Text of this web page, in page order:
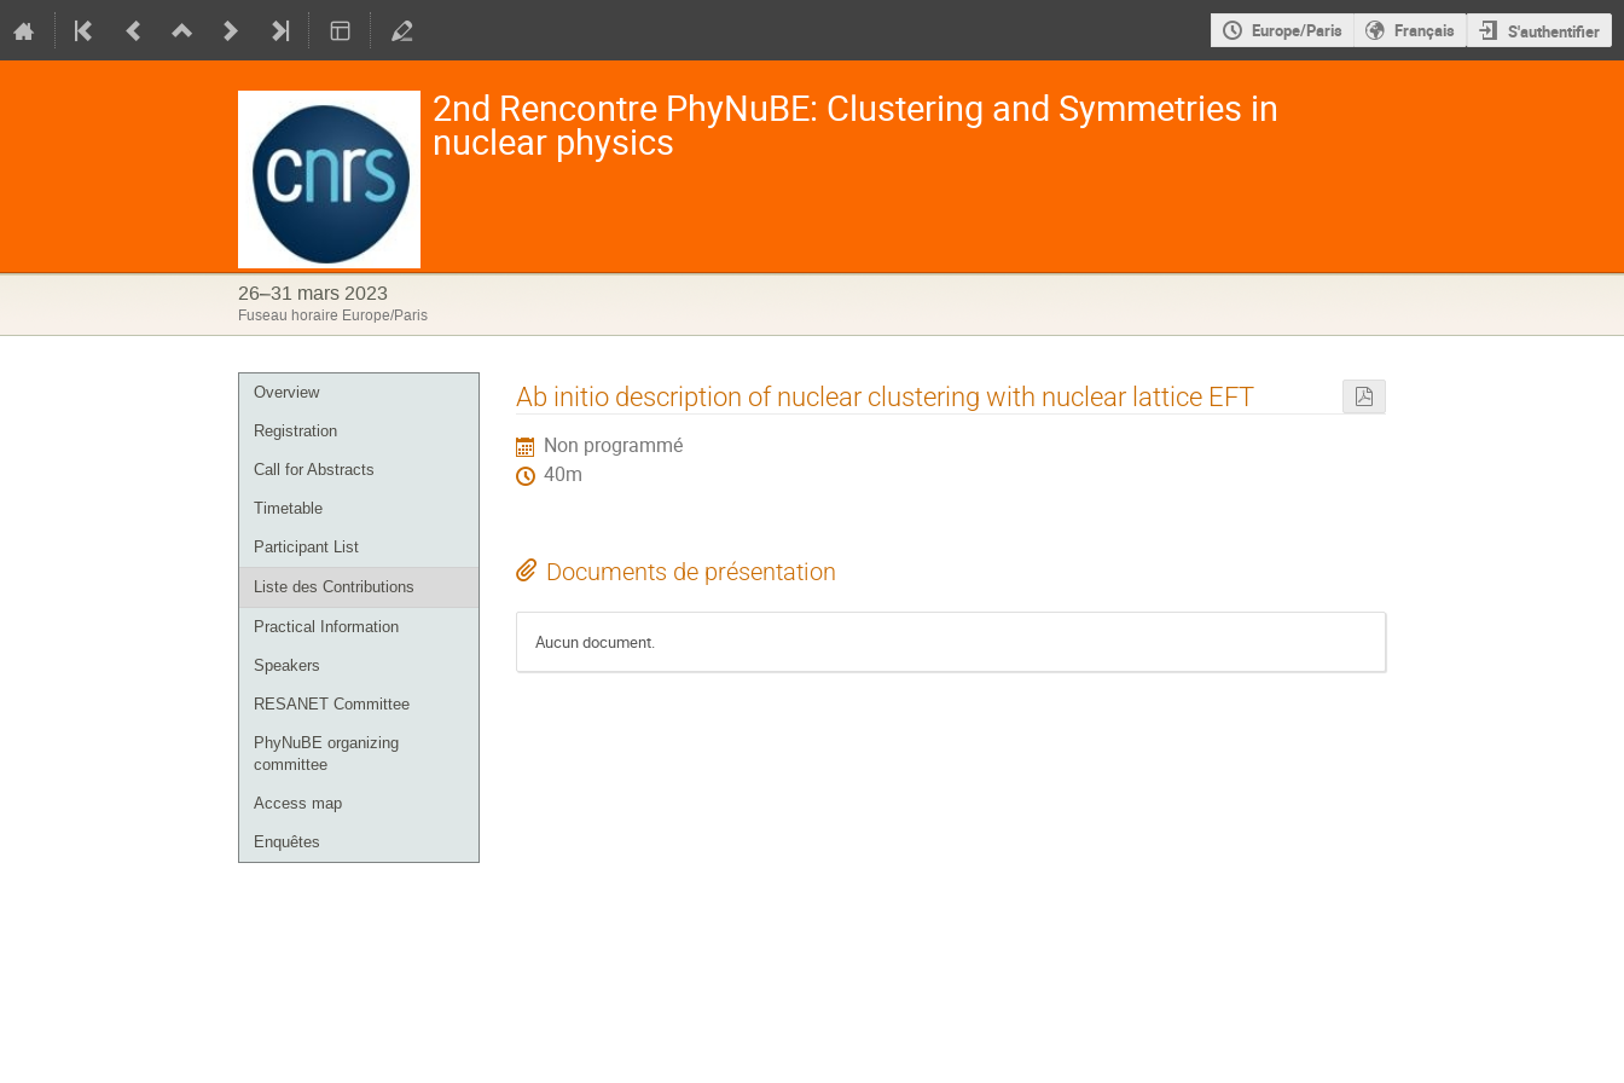
Europe/Paris Français S'authentifier
2nd Rencontre PhyNuBE: Clustering and Symmetries in
nuclear physics
26–31 mars 2023
Fuseau horaire Europe/Paris
Menu
de
Overview
Registration
Call for Abstracts
Timetable
Participant List
Liste des Contributions
Practical Information
Speakers
RESANET Committee
PhyNuBE organizing
committee
Access map
Enquêtes
Ab initio description of nuclear clustering with nuclear lattice EFT
Non programmé
40m
Documents de présentation
Aucun document.